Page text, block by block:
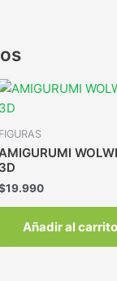
FIGURAS
3D
19.990
Añadir al carrito